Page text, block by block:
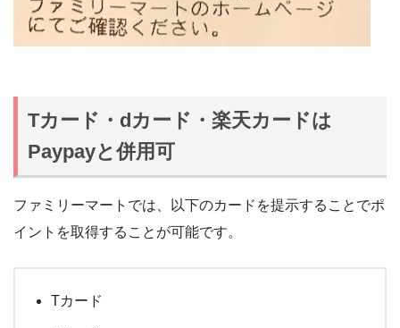
Tカード・dカード・楽天カードは
Paypayと併用可
ファミリーマートでは、以下のカードを提示することでポ
イントを取得することが可能です。
Tカード